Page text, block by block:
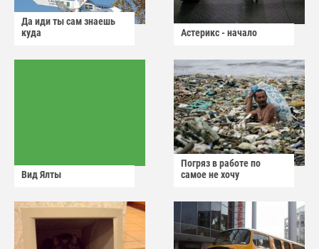
Да иди ты сам знаешь
куда
Астерикс - начало
Вид Ялты
Погряз в работе по
самое не хочу